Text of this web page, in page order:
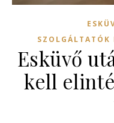
SZOLGÁLTATÓK
Esküvő
kell